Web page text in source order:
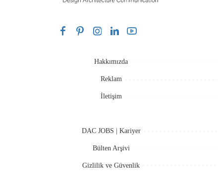
Hakkımızda
Reklam
İletişim
DAC JOBS | Kariyer
Bülten Arşivi
Gizlilik ve Güvenlik